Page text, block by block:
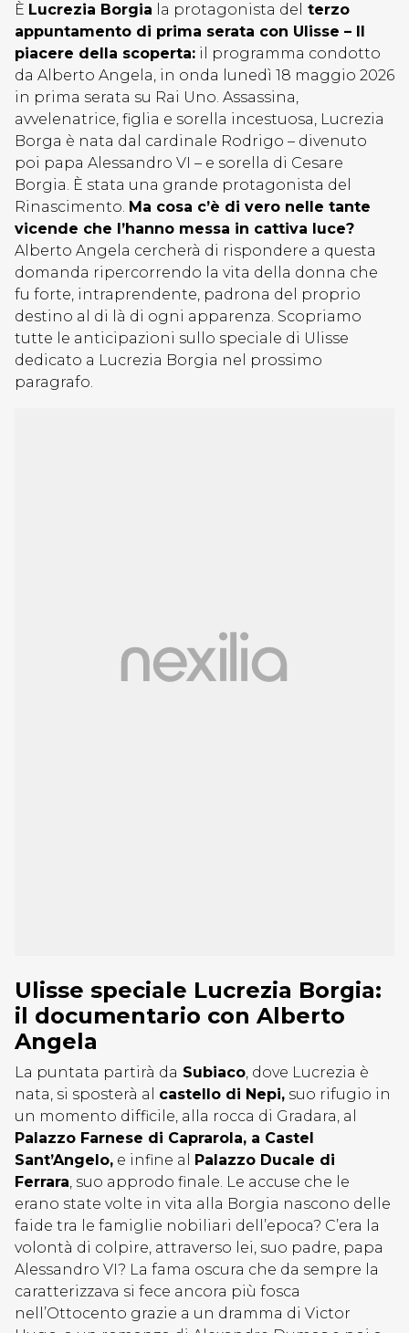
È Lucrezia Borgia la protagonista del terzo
appuntamento di prima serata con Ulisse – Il
piacere della scoperta: il programma condotto
da Alberto Angela, in onda lunedì 18 maggio 2026
in prima serata su Rai Uno. Assassina,
avvelenatrice, figlia e sorella incestuosa, Lucrezia
Borga è nata dal cardinale Rodrigo – divenuto
poi papa Alessandro VI – e sorella di Cesare
Borgia. È stata una grande protagonista del
Rinascimento. Ma cosa c’è di vero nelle tante
vicende che l’hanno messa in cattiva luce?
Alberto Angela cercherà di rispondere a questa
domanda ripercorrendo la vita della donna che
fu forte, intraprendente, padrona del proprio
destino al di là di ogni apparenza. Scopriamo
tutte le anticipazioni sullo speciale di Ulisse
dedicato a Lucrezia Borgia nel prossimo
paragrafo.
Ulisse speciale Lucrezia Borgia:
il documentario con Alberto
Angela
La puntata partirà da Subiaco, dove Lucrezia è
nata, si sposterà al castello di Nepi, suo rifugio in
un momento difficile, alla rocca di Gradara, al
Palazzo Farnese di Caprarola, a Castel
Sant’Angelo, e infine al Palazzo Ducale di
Ferrara, suo approdo finale. Le accuse che le
erano state volte in vita alla Borgia nascono delle
faide tra le famiglie nobiliari dell’epoca? C’era la
volontà di colpire, attraverso lei, suo padre, papa
Alessandro VI? La fama oscura che da sempre la
caratterizzava si fece ancora più fosca
nell’Ottocento grazie a un dramma di Victor